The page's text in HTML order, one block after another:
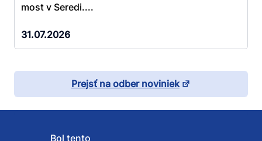
most v Seredi....
31.07.2026
Prejsť na odber noviniek
Bol tento